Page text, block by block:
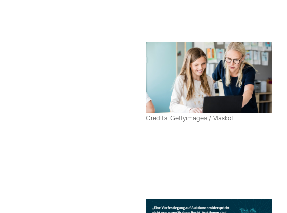
Credits: Gettyimages / Maskot